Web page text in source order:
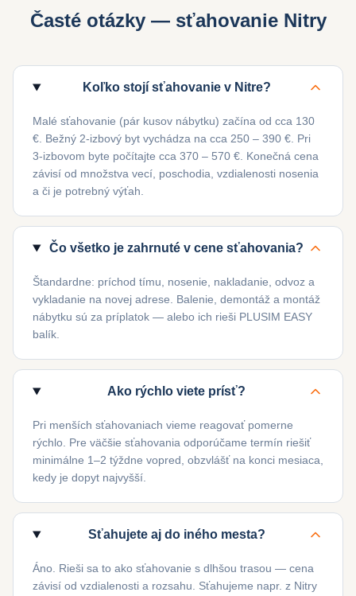
Časté otázky — sťahovanie Nitry
Koľko stojí sťahovanie v Nitre?
Malé sťahovanie (pár kusov nábytku) začína od cca 130
€. Bežný 2-izbový byt vychádza na cca 250 – 390 €. Pri
3-izbovom byte počítajte cca 370 – 570 €. Konečná cena
závisí od množstva vecí, poschodia, vzdialenosti nosenia
a či je potrebný výťah.
Čo všetko je zahrnuté v cene sťahovania?
Štandardne: príchod tímu, nosenie, nakladanie, odvoz a
vykladanie na novej adrese. Balenie, demontáž a montáž
nábytku sú za príplatok — alebo ich rieši PLUSIM EASY
balík.
Ako rýchlo viete prísť?
Pri menších sťahovaniach vieme reagovať pomerne
rýchlo. Pre väčšie sťahovania odporúčame termín riešiť
minimálne 1–2 týždne vopred, obzvlášť na konci mesiaca,
kedy je dopyt najvyšší.
Sťahujete aj do iného mesta?
Áno. Rieši sa to ako sťahovanie s dlhšou trasou — cena
závisí od vzdialenosti a rozsahu. Sťahujeme napr. z Nitry